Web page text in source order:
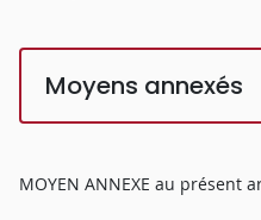
Moyens annexés
MOYEN ANNEXE au présent